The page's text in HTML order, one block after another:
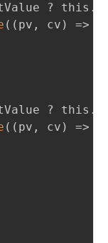
? this.
( ( pv , cv )
=>
? this.
( ( pv , cv )
=>